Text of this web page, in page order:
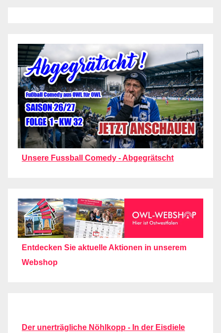
Unsere Fussball Comedy - Abgegrätscht
Entdecken Sie aktuelle Aktionen in unserem
Webshop
Der unerträgliche Nöhlkopp - In der Eisdiele